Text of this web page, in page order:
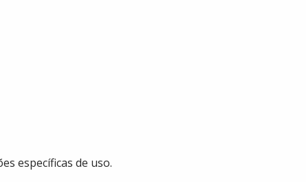
específicas de uso.